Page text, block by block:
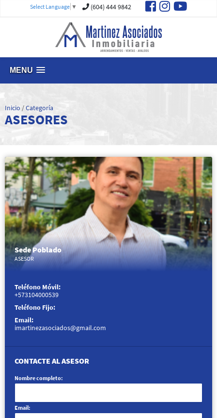
Select Language ▼ (604) 444 9842
MENU
Inicio /Categoría
ASESORES
Sede Poblado
ASESOR
Teléfono Móvil:
+573104000539
Teléfono Fijo:
Email:
imartinezasociados@gmail.com
CONTACTE AL ASESOR
Nombre completo:
Email: